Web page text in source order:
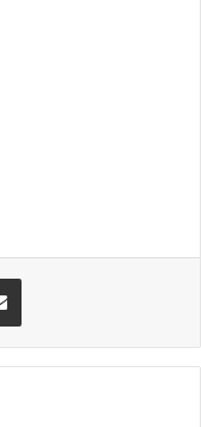
Share via Email